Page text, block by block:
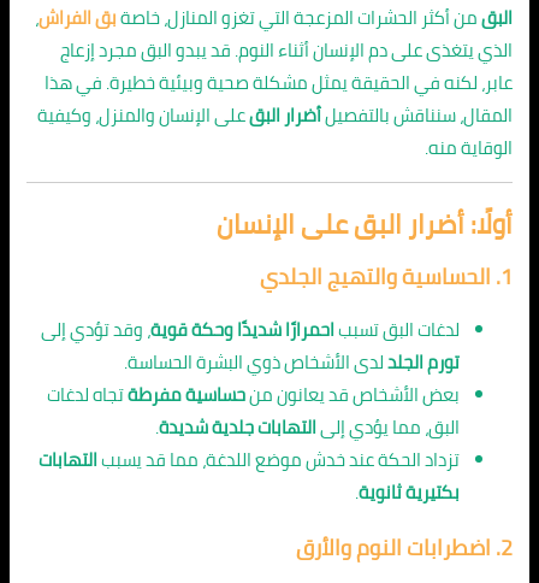
البقمن أكثر الحشرات المزعجة التي تغزو المنازل، خاصةبق الفراش،
الذي يتغذى على دم الإنسان أثناء النوم. قد يبدو البق مجرد إزعاج
عابر، لكنه في الحقيقة يمثل مشكلة صحية وبيئية خطيرة. في هذا
المقال، سنناقش بالتفصيلأضرار البقعلى الإنسان والمنزل، وكيفية
الوقاية منه.
أولًا: أضرار البق على الإنسان
1. الحساسية والتهيج الجلدي
لدغات البق تسبباحمرارًا شديدًا وحكة قوية، وقد تؤدي إلى
تورم الجلدلدى الأشخاص ذوي البشرة الحساسة.
بعض الأشخاص قد يعانون منحساسية مفرطةتجاه لدغات
البق، مما يؤدي إلىالتهابات جلدية شديدة.
تزداد الحكة عند خدش موضع اللدغة، مما قد يسببالتهابات
بكتيرية ثانوية.
2. اضطرابات النوم والأرق